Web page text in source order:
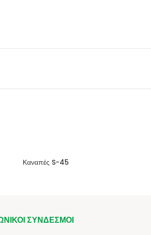
Καναπές S-45
ΣΎΝΔΕΣΜΟΙ